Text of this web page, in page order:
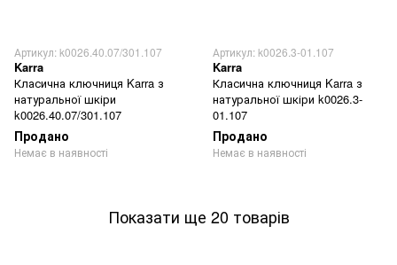
Артикул: k0026.40.07/301.107
Karra
Класична ключниця Karra з
натуральної шкіри
k0026.40.07/301.107
Продано
Немає в наявності
Артикул: k0026.3-01.107
Karra
Класична ключниця Karra з
натуральної шкіри k0026.3-
01.107
Продано
Немає в наявності
Показати ще 20 товарів